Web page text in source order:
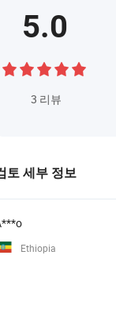
5.0
3 리뷰
토 세부 정보
Ethiopia